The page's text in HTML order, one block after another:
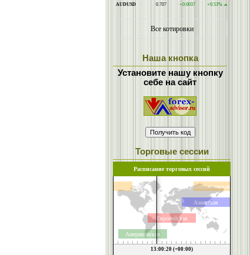
Наша кнопка
Установите нашу кнопку
себе на сайт
Торговые сессии